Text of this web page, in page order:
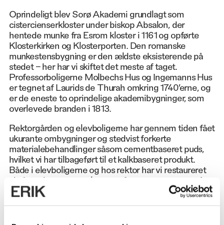
Oprindeligt blev Sorø Akademi grundlagt som
cistercienserkloster under biskop Absalon, der
hentede munke fra Esrom kloster i 1161 og opførte
Klosterkirken og Klosterporten. Den romanske
munkestensbygning er den ældste eksisterende på
stedet – her har vi skiftet det meste af taget.
Professorboligerne Molbechs Hus og Ingemanns Hus
er tegnet af Laurids de Thurah omkring 1740’erne, og
er de eneste to oprindelige akademibygninger, som
overlevede branden i 1813.
Rektorgården og elevboligerne har gennem tiden fået
ukurante ombygninger og stedvist forkerte
materialebehandlinger såsom cementbaseret puds,
hvilket vi har tilbageført til et kalkbaseret produkt.
Både i elevboligerne og hos rektor har vi restaureret
vinduer, døre og paneler samt farvesat væggene på
ny. Vi har etableret tidssvarende badeværelser i
elevfløjen og ved enkle midler skabt et bedre